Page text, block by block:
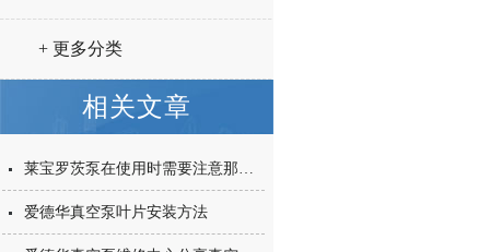
+ 更多分类
相关文章
莱宝罗茨泵在使用时需要注意那几点？
爱德华真空泵叶片安装方法